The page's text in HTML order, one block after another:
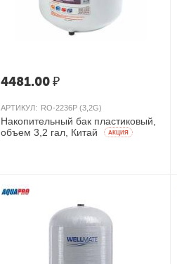
4481.00₽
АРТИКУЛ: RO-2236P (3,2G)
Накопительный бак пластиковый,
объем 3,2 гал, Китай
AКЦИЯ